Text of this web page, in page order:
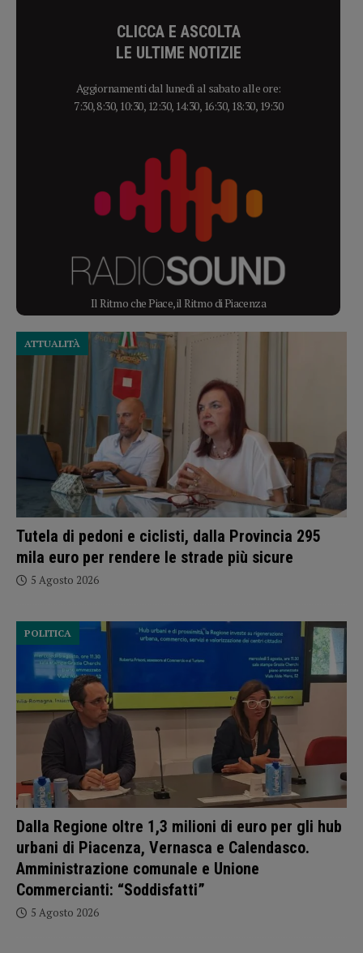
CLICCA E ASCOLTA
LE ULTIME NOTIZIE
Aggiornamenti dal lunedì al sabato alle ore:
7:30, 8:30, 10:30, 12:30, 14:30, 16:30, 18:30, 19:30
Il Ritmo che Piace, il Ritmo di Piacenza
Tutela di pedoni e ciclisti, dalla Provincia 295
mila euro per rendere le strade più sicure
ATTUALITÀ
5 Agosto 2026
Dalla Regione oltre 1,3 milioni di euro per gli hub
urbani di Piacenza, Vernasca e Calendasco.
Amministrazione comunale e Unione
Commercianti: “Soddisfatti”
POLITICA
5 Agosto 2026